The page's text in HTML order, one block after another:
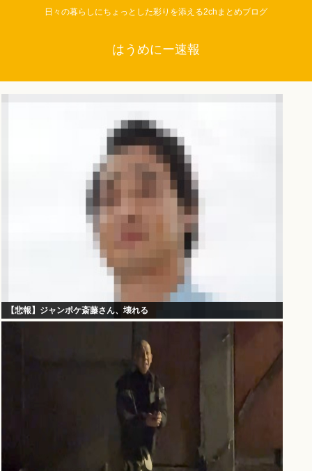
日々の暮らしにちょっとした彩りを添える2chまとめブログ
はうめにー速報
【悲報】ジャンポケ斎藤さん、壊れる